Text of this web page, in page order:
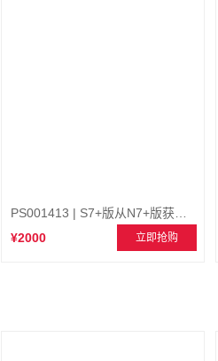
¥2000
立即抢购